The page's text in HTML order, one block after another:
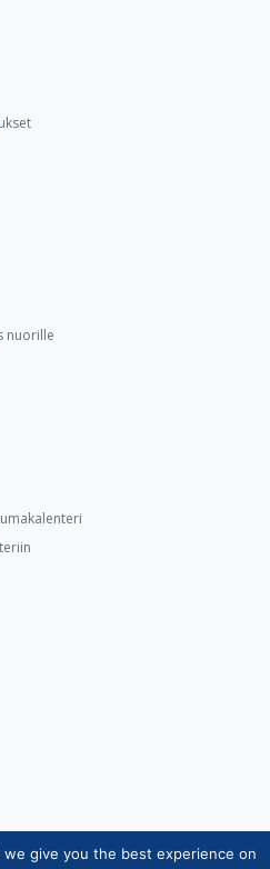
nuorille
Rotarypalvelu ry 2026 |
give you the best experience on